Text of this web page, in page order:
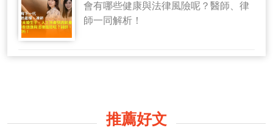
會有哪些健康與法律風險呢？醫師、律
師一同解析！
推薦好文